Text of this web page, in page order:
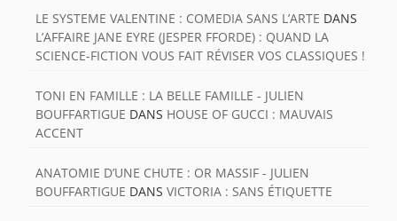
LE SYSTEME VALENTINE : COMEDIA SANS L’ARTE DANS
L’AFFAIRE JANE EYRE (JESPER FFORDE) : QUAND LA
SCIENCE-FICTION VOUS FAIT RÉVISER VOS CLASSIQUES !
TONI EN FAMILLE : LA BELLE FAMILLE - JULIEN
BOUFFARTIGUE DANS HOUSE OF GUCCI : MAUVAIS
ACCENT
ANATOMIE D’UNE CHUTE : OR MASSIF - JULIEN
BOUFFARTIGUE DANS VICTORIA : SANS ÉTIQUETTE